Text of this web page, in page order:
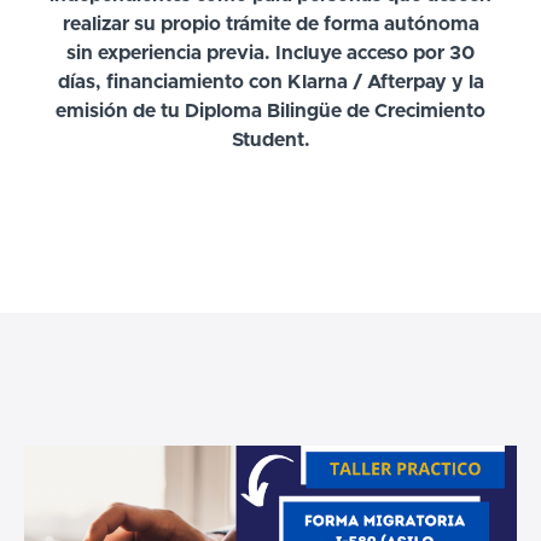
realizar su propio trámite de forma autónoma
sin experiencia previa. Incluye acceso por 30
días, financiamiento con Klarna / Afterpay y la
emisión de tu Diploma Bilingüe de Crecimiento
Student.